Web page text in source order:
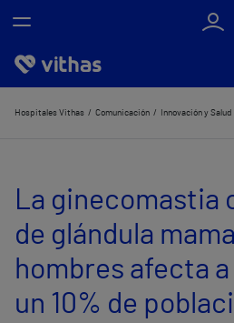
Nosotros
Servicios de salud
Equipo médico y asistencial
Hospitales Vithas Comunicación Innovación y Salud
La ginecomastia
de glándula
hombres afecta
un 10% de